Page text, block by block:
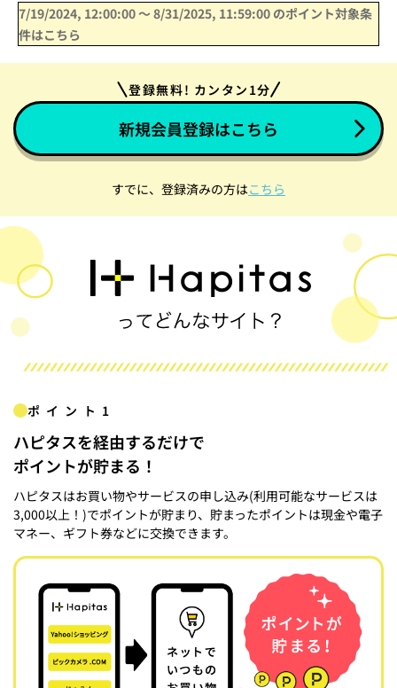
7/19/2024, 12:00:00〜8/31/2025, 11:59:00 のポイント対象条
件はこちら
登録無料! カンタン1分
新規会員登録はこちら
すでに、登録済みの方はこちら
ポイント1
ハピタスを経由するだけで
ポイントが貯まる！
ハピタスはお買い物やサービスの申し込み(利用可能なサービスは
3,000以上！)でポイントが貯まり、貯まったポイントは現金や電子
マネー、ギフト券などに交換できます。